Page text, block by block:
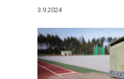
3.9.2024